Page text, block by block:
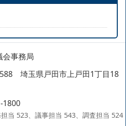
会事務局
埼玉県戸田市上戸田1丁目18
1800
当 523、議事担当 543、調査担当 524